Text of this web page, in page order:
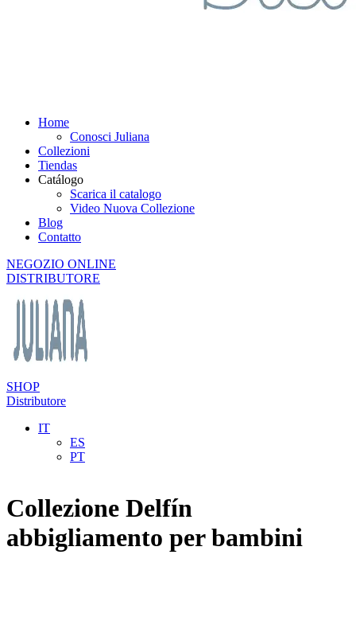
Home
Conosci Juliana
Collezioni
Tiendas
Catálogo
Scarica il catalogo
Video Nuova Collezione
Blog
Contatto
NEGOZIO ONLINE
DISTRIBUTORE
SHOP
Distributore
IT
ES
PT
Collezione Delfín
abbigliamento per bambini